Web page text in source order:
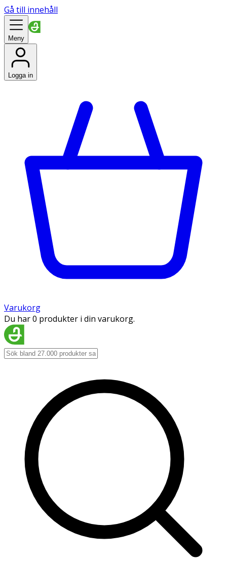
Gå till innehåll
Meny
Logga in
Varukorg
Du har 0 produkter i din varukorg.